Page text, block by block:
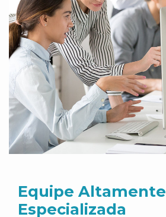
Equipe Altamente
Especializada